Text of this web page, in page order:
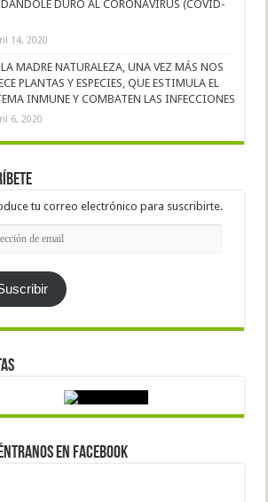
DÁNDOLE DURO AL CORONAVIRUS (COVID-
14, 2020
LA MADRE NATURALEZA, UNA VEZ MÁS NOS
PLANTAS Y ESPECIES, QUE ESTIMULA EL
INMUNE Y COMBATEN LAS INFECCIONES
6, 2020
tu correo electrónico para suscribirte.
en Facebook